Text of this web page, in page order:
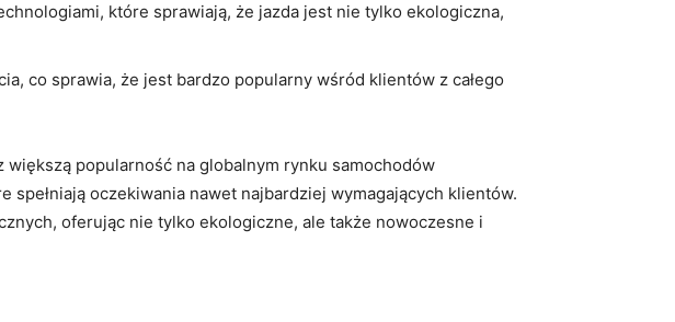
które sprawiają, że jazda jest nie tylko ekologiczna,
co sprawia, że jest bardzo popularny wśród klientów z całego
popularność na globalnym ‌rynku samochodów
oczekiwania nawet najbardziej wymagających klientów.
oferując nie tylko ekologiczne, ale także nowoczesne i